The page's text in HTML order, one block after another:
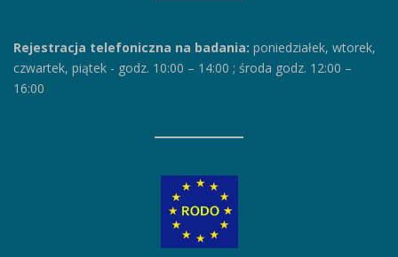
Rejestracja telefoniczna na badania: poniedziałek, wtorek,
czwartek, piątek - godz. 10:00 – 14:00 ; środa godz. 12:00 –
16:00